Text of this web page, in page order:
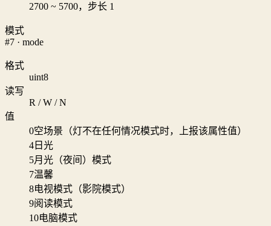
2700 ~ 5700，步长 1
模式
#7 · mode
格式
uint8
读写
R / W / N
值
0空场景（灯不在任何情况模式时，上报该属性值）
4 日光
5月光（夜间）模式
7温馨
8电视模式（影院模式）
9阅读模式
10电脑模式